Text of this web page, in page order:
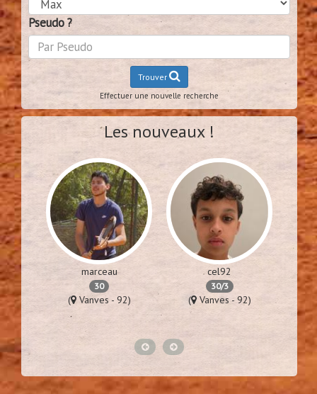
Pseudo ?
Trouver
Effectuer une nouvelle recherche
Les nouveaux !
marceau
30
( Vanves - 92)
cel92
30/3
( Vanves - 92)